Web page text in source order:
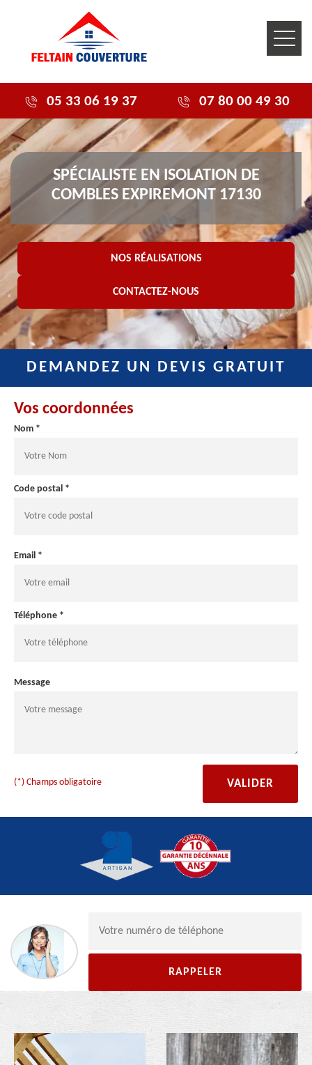
05 33 06 19 37 07 80 00 49 30
SPÉCIALISTE EN ISOLATION DE
COMBLES EXPIREMONT 17130
NOS RÉALISATIONS
CONTACTEZ-NOUS
DEMANDEZ UN DEVIS GRATUIT
Vos coordonnées
Nom *
Code postal *
Email *
Téléphone *
Message
(*) Champs obligatoire